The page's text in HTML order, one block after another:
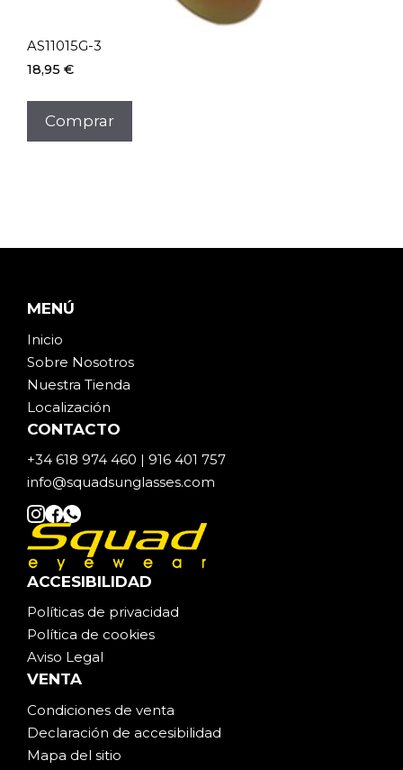
AS11015G-3
18,95 €
Comprar
MENÚ
Inicio
Sobre Nosotros
Nuestra Tienda
Localización
CONTACTO
+34 618 974 460 | 916 401 757
info@squadsunglasses.com
ACCESIBILIDAD
Políticas de privacidad
Política de cookies
Aviso Legal
VENTA
Condiciones de venta
Declaración de accesibilidad
Mapa del sitio